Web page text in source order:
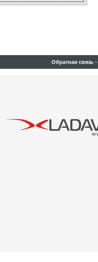
Обратная связь -